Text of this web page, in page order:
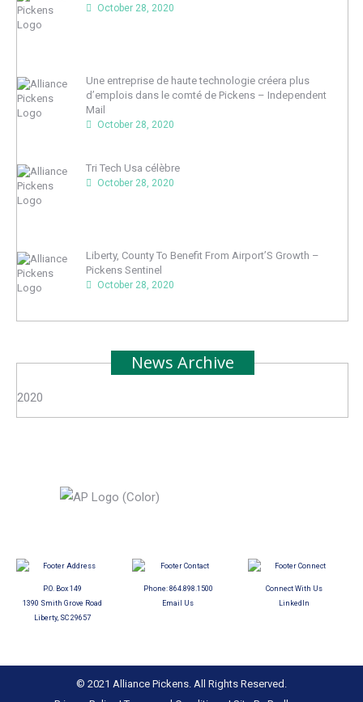
October 28, 2020
Une entreprise de haute technologie créera plus
d’emplois dans le comté de Pickens – Independent
Mail
October 28, 2020
Tri Tech Usa célèbre
October 28, 2020
Liberty, County To Benefit From Airport’S Growth –
Pickens Sentinel
October 28, 2020
News Archive
2020
P.O. Box 149
1390 Smith Grove Road
Liberty, SC 29657
Phone: 864.898.1500
Email Us
Connect With Us
LinkedIn
© 2021 Alliance Pickens. All Rights Reserved.